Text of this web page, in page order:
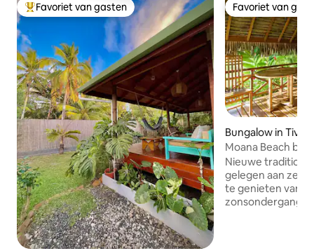
Topfavoriet van gasten
Favoriet van gasten Favoriet van
Favoriet van
Bungalow in Tiva
Moana Beach
Nieuwe
gelegen aan zee. Fantastische plek om
te genieten van